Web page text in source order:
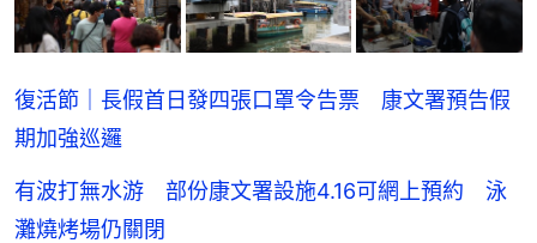
復活節｜長假首日發四張口罩令告票 康文署預告假
期加強巡邏
有波打無水游 部份康文署設施4.16可網上預約 泳
灘燒烤場仍關閉